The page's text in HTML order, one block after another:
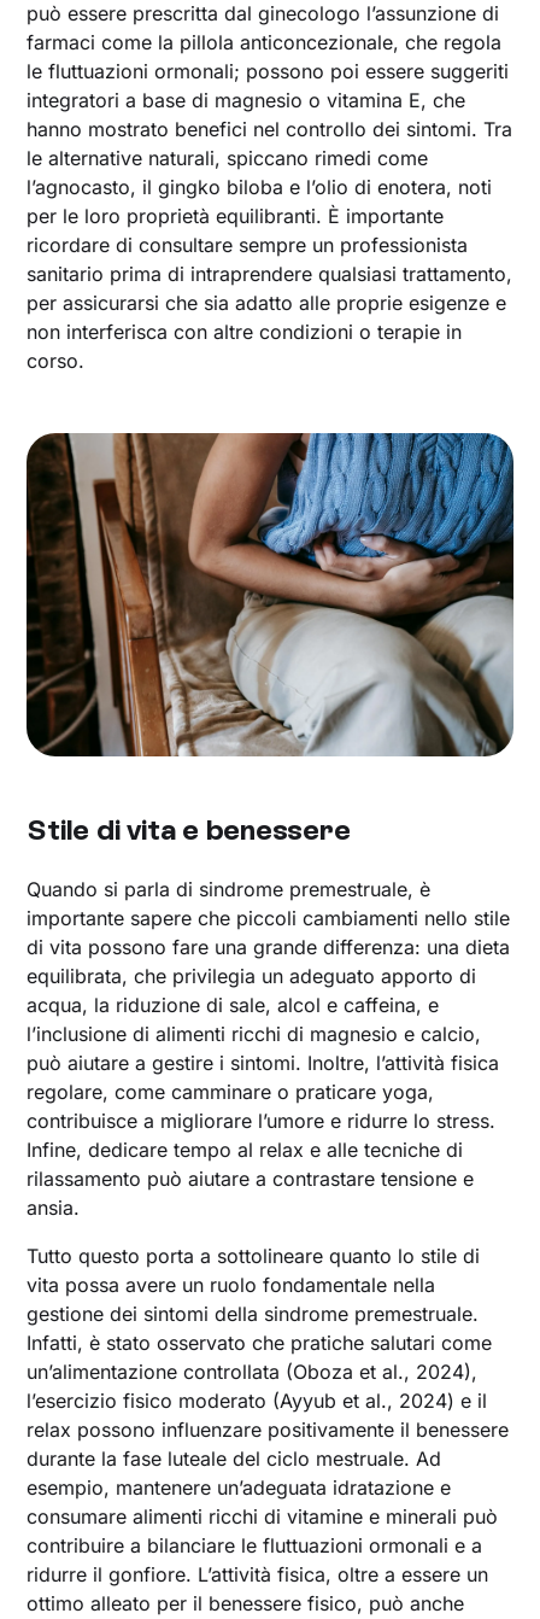
può essere prescritta dal ginecologo l’assunzione di
farmaci come la pillola anticoncezionale, che regola
le fluttuazioni ormonali; possono poi essere suggeriti
integratori a base di magnesio o vitamina E, che
hanno mostrato benefici nel controllo dei sintomi. Tra
le alternative naturali, spiccano rimedi come
l’agnocasto, il gingko biloba e l’olio di enotera, noti
per le loro proprietà equilibranti. È importante
ricordare di consultare sempre un professionista
sanitario prima di intraprendere qualsiasi trattamento,
per assicurarsi che sia adatto alle proprie esigenze e
non interferisca con altre condizioni o terapie in
corso.
Stile di vita e benessere
Quando si parla di sindrome premestruale, è
importante sapere che piccoli cambiamenti nello stile
di vita possono fare una grande differenza: una dieta
equilibrata, che privilegia un adeguato apporto di
acqua, la riduzione di sale, alcol e caffeina, e
l’inclusione di alimenti ricchi di magnesio e calcio,
può aiutare a gestire i sintomi. Inoltre, l’attività fisica
regolare, come camminare o praticare yoga,
contribuisce a migliorare l’umore e ridurre lo stress.
Infine, dedicare tempo al relax e alle tecniche di
rilassamento può aiutare a contrastare tensione e
ansia.
Tutto questo porta a sottolineare quanto lo stile di
vita possa avere un ruolo fondamentale nella
gestione dei sintomi della sindrome premestruale.
Infatti, è stato osservato che pratiche salutari come
un’alimentazione controllata (Oboza et al., 2024),
l’esercizio fisico moderato (Ayyub et al., 2024) e il
relax possono influenzare positivamente il benessere
durante la fase luteale del ciclo mestruale. Ad
esempio, mantenere un’adeguata idratazione e
consumare alimenti ricchi di vitamine e minerali può
contribuire a bilanciare le fluttuazioni ormonali e a
ridurre il gonfiore. L’attività fisica, oltre a essere un
ottimo alleato per il benessere fisico, può anche